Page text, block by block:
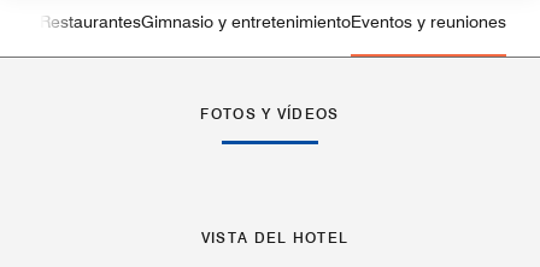
Flecha izquierda
RestaurantesGimnasio y entretenimientoEventos y reuniones
FOTOS Y VÍDEOS
VISTA DEL HOTEL